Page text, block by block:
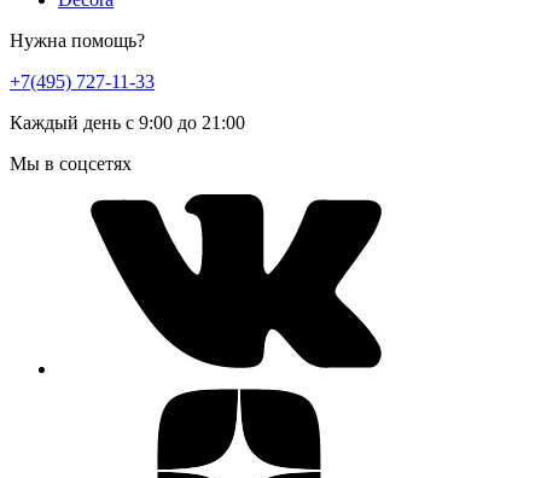
Нужна помощь?
+7(495) 727-11-33
Каждый день с 9:00 до 21:00
Мы в соцсетях